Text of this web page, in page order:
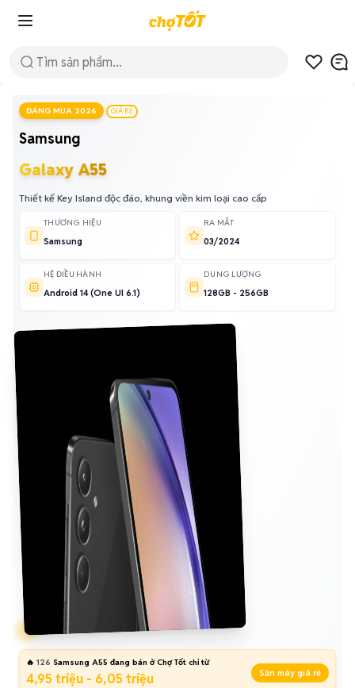
ĐÁNG MUA 2026 GIÁ RẺ
Samsung
Galaxy A55
Thiết kế Key Island độc đáo, khung viền kim loại cao cấp
THƯƠNG HIỆU
Samsung
RA MẮT
03/2024
HỆ ĐIỀU HÀNH
Android 14 (One UI 6.1)
DUNG LƯỢNG
128GB - 256GB
🔥 126 Samsung A55 đang bán ở Chợ Tốt chỉ từ
4,95 triệu - 6,05 triệu Săn máy giá rẻ